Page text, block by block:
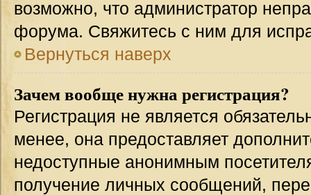
возможно, что администратор
форума. Свяжитесь с ним для
Вернуться наверх
Зачем вообще нужна регистрация?
Регистрация не является
менее, она предоставляет
недоступные анонимным
получение личных сообщений,